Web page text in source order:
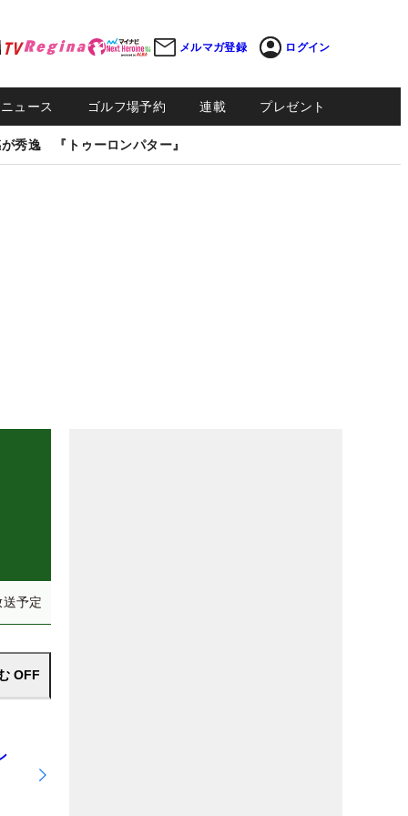
メルマガ登録 ログイン
ュース ゴルフ場予約 連載 プレゼント
秀逸 『トゥーロンパター』
予定
OFF